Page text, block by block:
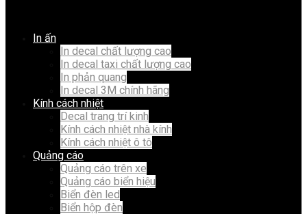
In ấn
In decal chất lượng cao
In decal taxi chất lượng cao
In phản quang
In decal 3M chính hãng
Kính cách nhiệt
Decal trang trí kinh
Kính cách nhiệt nhà kính
Kính cách nhiệt ô tô
Quảng cáo
Quảng cáo trên xe
Quảng cáo biển hiệu
Biển đèn led
Biển hộp đèn